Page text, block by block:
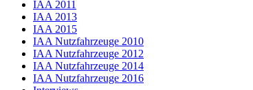
IAA 2011
IAA 2013
IAA 2015
IAA Nutzfahrzeuge 2010
IAA Nutzfahrzeuge 2012
IAA Nutzfahrzeuge 2014
IAA Nutzfahrzeuge 2016